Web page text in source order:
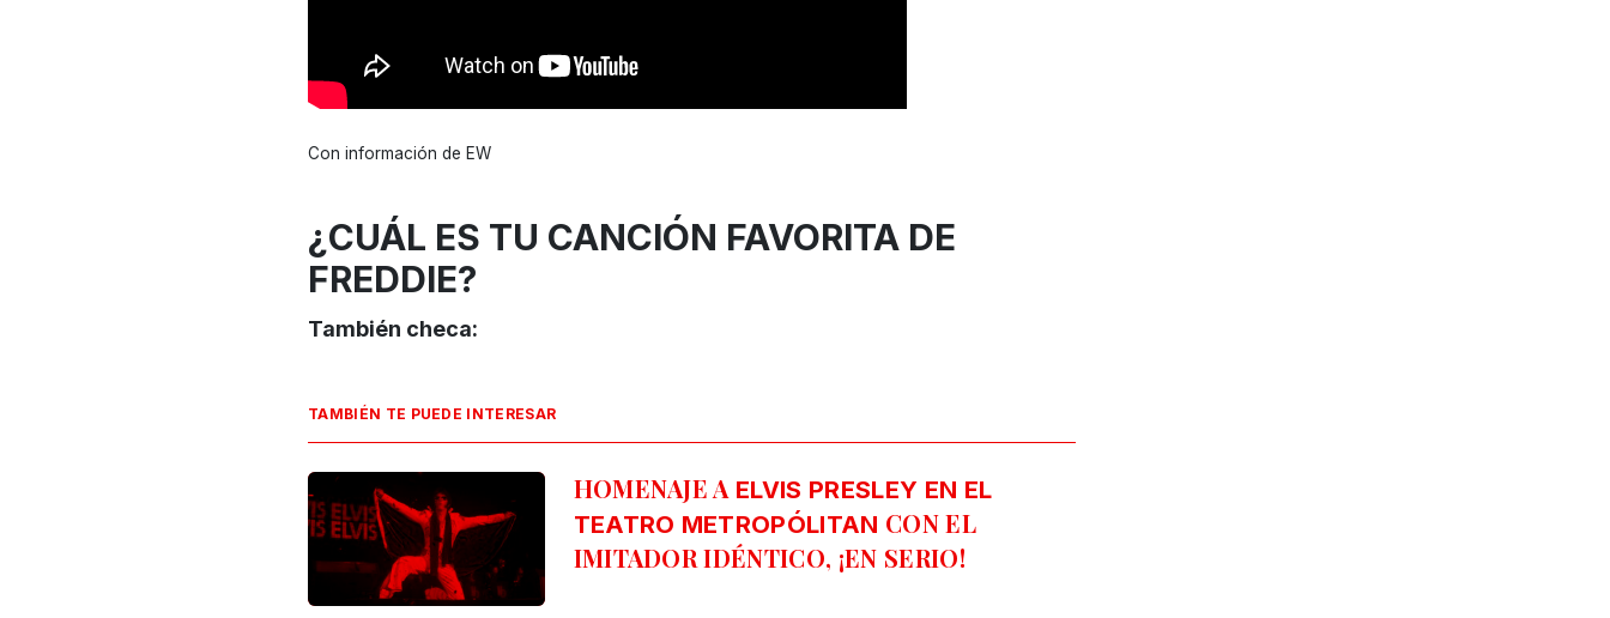
Con información de EW
¿CUÁL ES TU CANCIÓN FAVORITA DE
FREDDIE?
También checa:
TAMBIÉN TE PUEDE INTERESAR
HOMENAJE AELVIS PRESLEY EN EL
TEATRO METROPÓLITAN CON EL
IMITADOR IDÉNTICO, ¡EN SERIO!